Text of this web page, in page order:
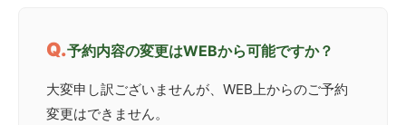
予約内容の変更はWEBから可能ですか？
大変申し訳ございませんが、WEB上からのご予約
変更はできません。